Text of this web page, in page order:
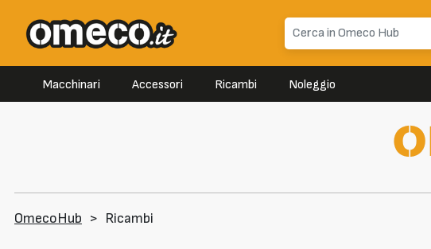
Macchinari Accessori Ricambi Noleggio
OmecoHub > Ricambi